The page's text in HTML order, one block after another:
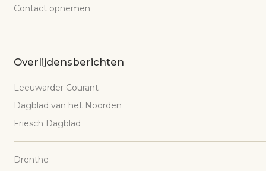
Contact opnemen
Overlijdensberichten
Leeuwarder Courant
Dagblad van het Noorden
Friesch Dagblad
Drenthe